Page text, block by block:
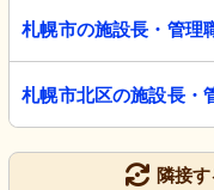
札幌市の施設長・管理
札幌市北区の施設長・
隣接